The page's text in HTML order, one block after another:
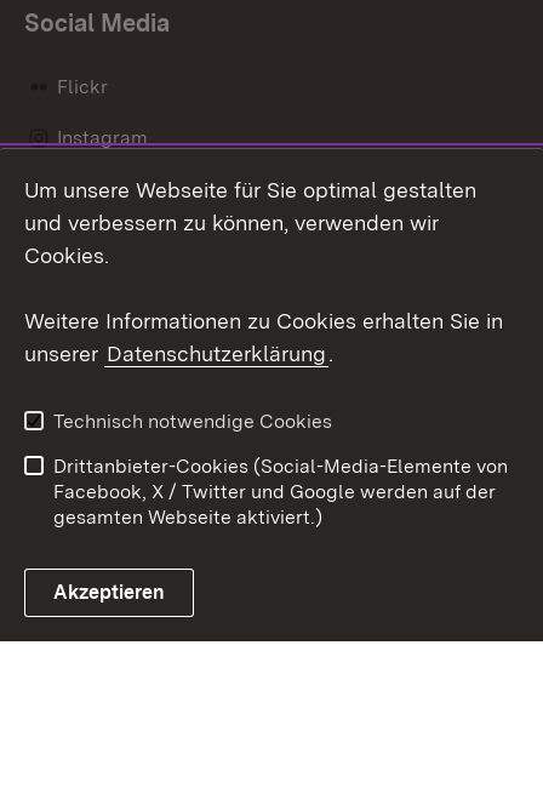
Social Media
Flickr
Instagram
Social Wall
Link zum Landesportal
Barrierefreiheit
Benutzungshinweise
Impressum
Cookies
Um unsere Webseite für Sie optimal gestalten
und verbessern zu können, verwenden wir
Cookies.
Weitere Informationen zu Cookies erhalten Sie in
unserer Datenschutzerklärung.
Technisch notwendige Cookies
Drittanbieter-Cookies (Social-Media-Elemente von
Facebook, X / Twitter und Google werden auf der
gesamten Webseite aktiviert.)
Akzeptieren